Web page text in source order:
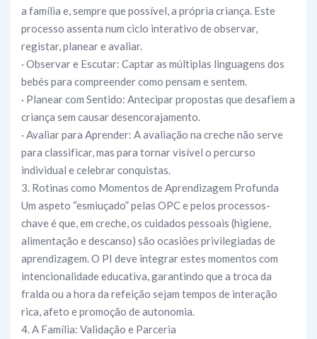
a família e, sempre que possível, a própria criança. Este
processo assenta num ciclo interativo de observar,
registar, planear e avaliar.
· Observar e Escutar: Captar as múltiplas linguagens dos
bebés para compreender como pensam e sentem.
· Planear com Sentido: Antecipar propostas que desafiem a
criança sem causar desencorajamento.
· Avaliar para Aprender: A avaliação na creche não serve
para classificar, mas para tornar visível o percurso
individual e celebrar conquistas.
3. Rotinas como Momentos de Aprendizagem Profunda
Um aspeto “esmiuçado” pelas OPC e pelos processos-
chave é que, em creche, os cuidados pessoais (higiene,
alimentação e descanso) são ocasiões privilegiadas de
aprendizagem. O PI deve integrar estes momentos com
intencionalidade educativa, garantindo que a troca da
fralda ou a hora da refeição sejam tempos de interação
rica, afeto e promoção de autonomia.
4. A Família: Validação e Parceria